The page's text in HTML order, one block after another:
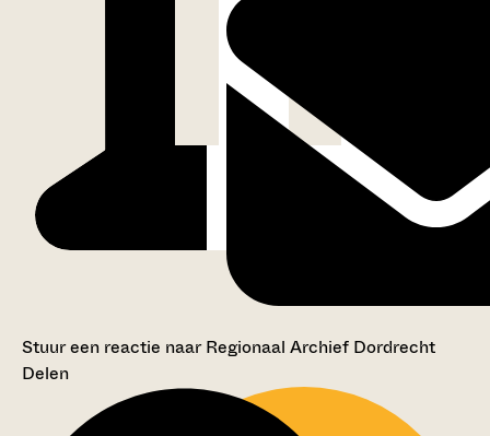
Stuur een reactie naar Regionaal Archief Dordrecht
Delen